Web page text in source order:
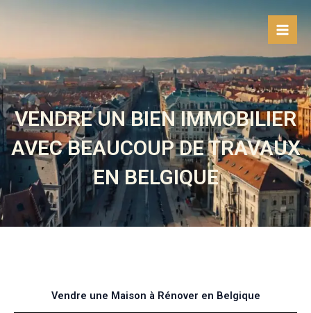
VENDRE UN BIEN IMMOBILIER
AVEC BEAUCOUP DE TRAVAUX
EN BELGIQUE
Vendre une Maison à Rénover en Belgique